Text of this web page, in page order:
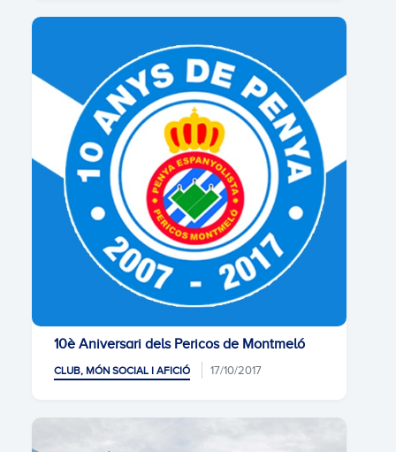
10è Aniversari dels Pericos de Montmeló
CLUB, MÓN SOCIAL I AFICIÓ 17/10/2017